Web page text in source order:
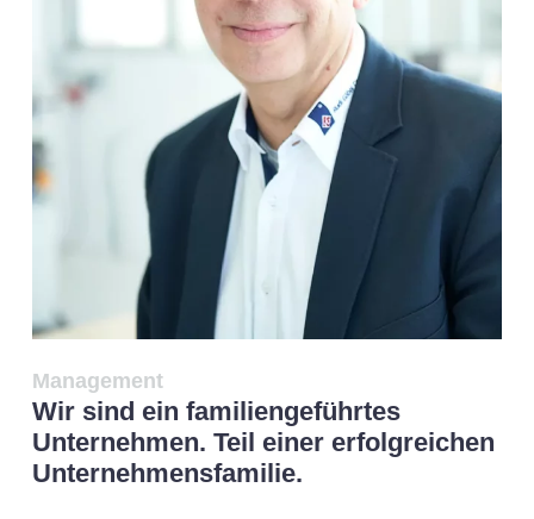
Management
Wir sind ein familiengeführtes
Unternehmen. Teil einer erfolgreichen
Unternehmensfamilie.